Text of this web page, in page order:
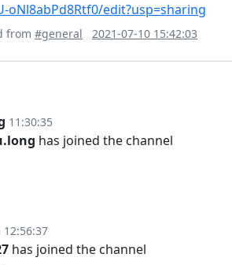
oNl8abPd8Rtf0/edit?usp=sharing
from #general 2021-07-10 15:42:03
11:30:35
has joined the channel
12:56:37
has joined the channel